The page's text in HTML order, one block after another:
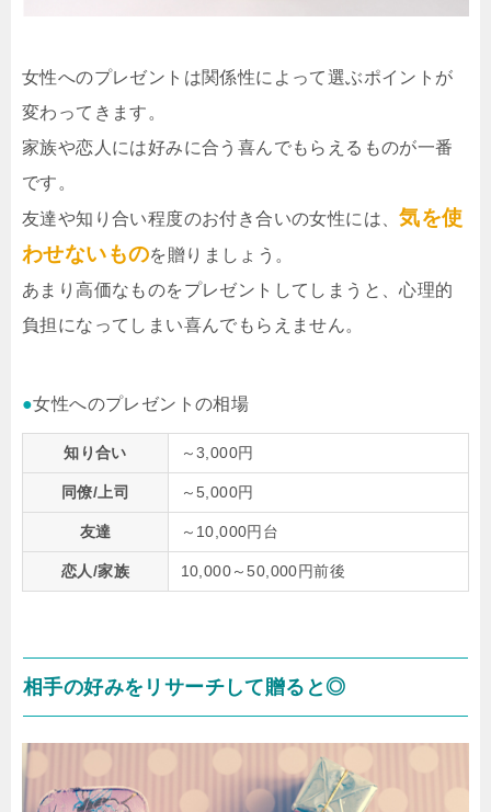
女性へのプレゼントは関係性によって選ぶポイントが
変わってきます。
家族や恋人には好みに合う喜んでもらえるものが一番
です。
友達や知り合い程度のお付き合いの女性には、気を使
わせないものを贈りましょう。
あまり高価なものをプレゼントしてしまうと、心理的
負担になってしまい喜んでもらえません。
●女性へのプレゼントの相場
知り合い ～3,000円
同僚/上司 ～5,000円
友達 ～10,000円台
恋人/家族 10,000～50,000円前後
相手の好みをリサーチして贈ると◎